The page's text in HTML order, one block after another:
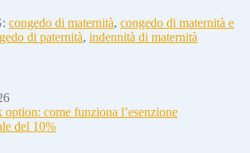
congedo di maternità, congedo di maternità e
di paternità, indennità di maternità
option: come funziona l’esenzione
del 10%